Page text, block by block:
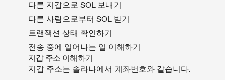
다른 지갑으로 SOL 보내기
다른 사람으로부터 SOL 받기
트랜잭션 상태 확인하기
전송 중에 일어나는 일 이해하기
지갑 주소 이해하기
지갑 주소는 솔라나에서 계좌번호와 같습니다.